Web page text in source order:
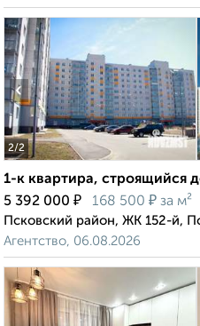
2/2
‹
1-к квартира, строящийся
5 392 000 ₽ 168 500 ₽ за м²
Псковский район, ЖК 152-й,
Агентство, 06.08.2026